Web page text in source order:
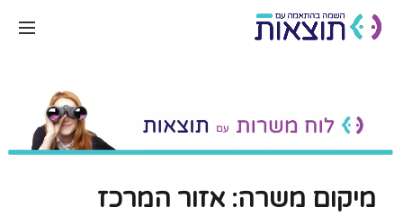
מיקום משרה: אזור המרכז